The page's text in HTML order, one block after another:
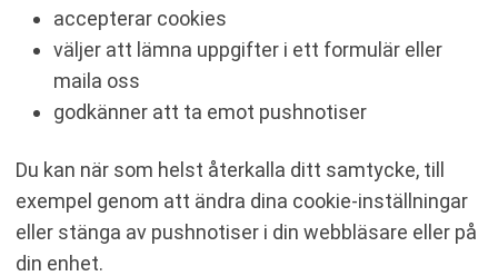
accepterar cookies
väljer att lämna uppgifter i ett formulär eller
maila oss
godkänner att ta emot pushnotiser
Du kan när som helst återkalla ditt samtycke, till
exempel genom att ändra dina cookie-inställningar
eller stänga av pushnotiser i din webbläsare eller på
din enhet.